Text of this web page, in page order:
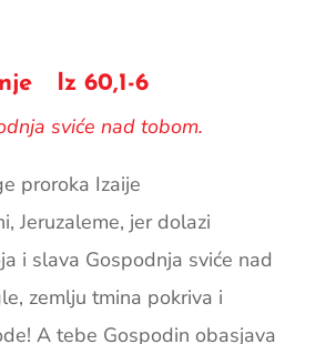
Iz 60,1-6
sviće nad tobom.
proroka Izaije
Jeruzaleme, jer dolazi
i slava Gospodnja sviće nad
zemlju tmina pokriva i
A tebe Gospodin obasjava